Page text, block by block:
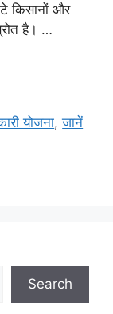
किसानों और
है। …
योजना,जानें
Search